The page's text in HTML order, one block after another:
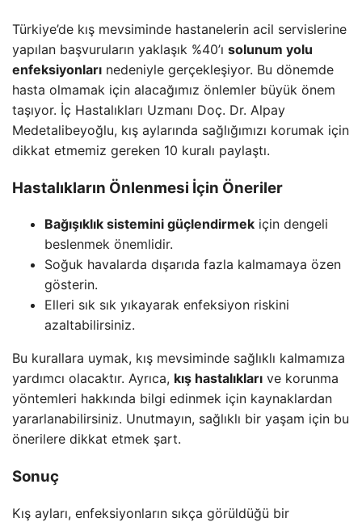
Türkiye’de kış mevsiminde hastanelerin acil servislerine
yapılan başvuruların yaklaşık %40’ı solunum yolu
enfeksiyonları nedeniyle gerçekleşiyor. Bu dönemde
hasta olmamak için alacağımız önlemler büyük önem
taşıyor. İç Hastalıkları Uzmanı Doç. Dr. Alpay
Medetalibeyoğlu, kış aylarında sağlığımızı korumak için
dikkat etmemiz gereken 10 kuralı paylaştı.
Hastalıkların Önlenmesi İçin Öneriler
Bağışıklık sistemini güçlendirmek için dengeli
beslenmek önemlidir.
Soğuk havalarda dışarıda fazla kalmamaya özen
gösterin.
Elleri sık sık yıkayarak enfeksiyon riskini
azaltabilirsiniz.
Bu kurallara uymak, kış mevsiminde sağlıklı kalmamıza
yardımcı olacaktır. Ayrıca, kış hastalıkları ve korunma
yöntemleri hakkında bilgi edinmek için kaynaklardan
yararlanabilirsiniz. Unutmayın, sağlıklı bir yaşam için bu
önerilere dikkat etmek şart.
Sonuç
Kış ayları, enfeksiyonların sıkça görüldüğü bir